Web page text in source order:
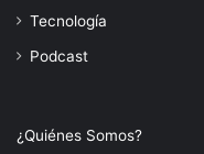
Tecnología
Podcast
¿Quiénes Somos?